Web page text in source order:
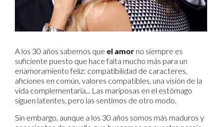
A los 30 años sabemos que el amor no siempre es
suficiente puesto que hace falta mucho más para un
enamoramiento feliz: compatibilidad de caracteres,
aficiones en común, valores compatibles, una visión de la
vida complementaria... Las mariposas en el estómago
siguen latentes, pero las sentimos de otro modo.
Sin embargo, aunque a los 30 años somos más maduros y